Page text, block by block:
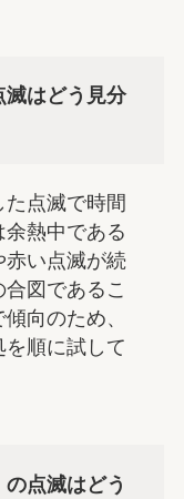
滅はどう見分
点滅で時間
熱中である
赤い点滅が続
図であるこ
向のため、
順に試して
点滅はどう